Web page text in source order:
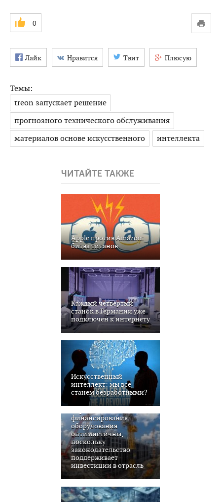
0
Лайк Нравится Твит Плюсую
Темы:
treon запускает решение
прогнозного технического обслуживания
материалов основе искусственного
интеллекта
ЧИТАЙТЕ ТАКЖЕ
Apple против Amazon:
битва титанов
Каждый четвертый
станок в Германии уже
подключен к интернету
Искусственный
интеллект: мы все
станем безработными?
финансирования
оборудования
оптимистичны,
поскольку
законодательство
поддерживает
инвестиции в отрасль